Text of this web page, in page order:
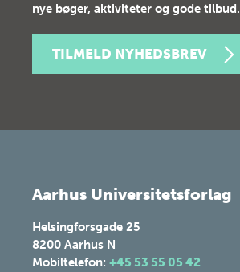
nye bøger, aktiviteter og gode tilbud.
TILMELD NYHEDSBREV
Aarhus Universitetsforlag
Helsingforsgade 25
8200 Aarhus N
Mobiltelefon: +45 53 55 05 42